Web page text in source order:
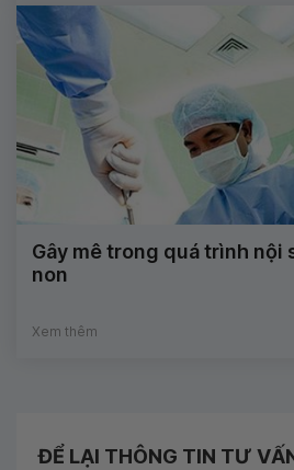
Gây mê trong quá trình nội
non
Xem thêm
ĐỂ LẠI THÔNG TIN TƯ